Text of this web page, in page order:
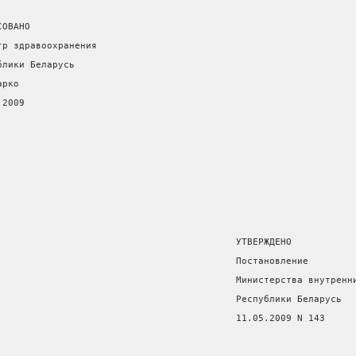
здравоохранения
Беларусь
УТВЕРЖДЕНО
Постановление
Министерства
Республики Беларусь
11.05.2009 N 143